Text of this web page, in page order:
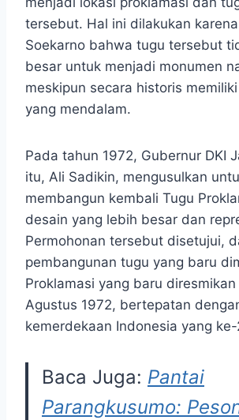
tersebut. Hal ini dilakukan
Soekarno bahwa tugu tersebut
besar untuk menjadi monumen
meskipun secara historis
yang mendalam.
Pada tahun 1972, Gubernur DKI
itu, Ali Sadikin, mengusulkan
membangun kembali Tugu
desain yang lebih besar dan
Permohonan tersebut disetujui,
pembangunan tugu yang baru
Proklamasi yang baru diresmikan
Agustus 1972, bertepatan
kemerdekaan Indonesia yang ke-
Baca Juga: Pantai
Parangkusumo: